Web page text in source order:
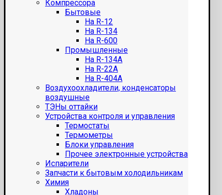
Компрессора
Бытовые
На R-12
На R-134
На R-600
Промышленные
На R-134A
На R-22A
На R-404A
Воздухоохладители, конденсаторы
воздушные
ТЭНы оттайки
Устройства контроля и управления
Термостаты
Термометры
Блоки управления
Прочее электронные устройства
Испарители
Запчасти к бытовым холодильникам
Химия
Хладоны